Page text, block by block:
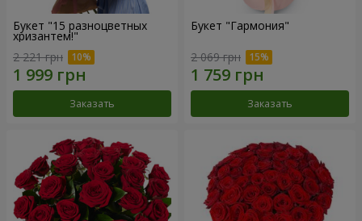
Букет "15 разноцветных
хризантем!"
2 221 грн
Заказать
Букет "Гармония"
2 069 грн
Заказать